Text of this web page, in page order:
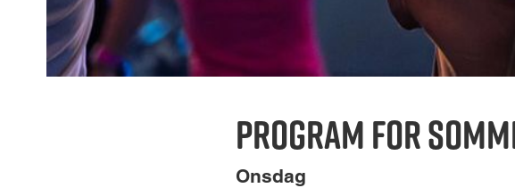
Program for
Onsdag